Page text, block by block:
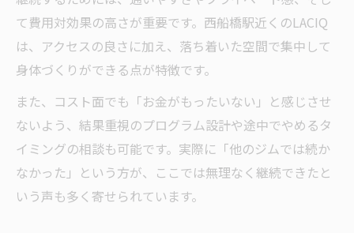
コスパを重視するなら整体×パーソナルト
レーニングが最適な理由
女性目線で知る整体×パーソナルトレーニング
の魅力
女性に嬉しい整体×パーソナルトレーニン
グの安心空間
整体×パーソナルトレーニングで叶える理
想のボディライン
て費用対効果の高さが重要です。西船橋駅近くのLACIQ
は、アクセスの良さに加え、落ち着いた空間で集中して
身体づくりができる点が特徴です。
また、コスト面でも「お金がもったいない」と感じさせ
ないよう、結果重視のプログラム設計や途中でやめるタ
イミングの相談も可能です。実際に「他のジムでは続か
なかった」という方が、ここでは無理なく継続できたと
いう声も多く寄せられています。